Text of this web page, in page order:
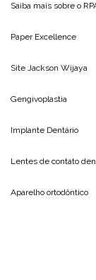
Saiba mais sobre o
Paper Excellence
Site Jackson Wijaya
Gengivoplastia
Implante Dentário
Lentes de contato
Aparelho ortodôntico